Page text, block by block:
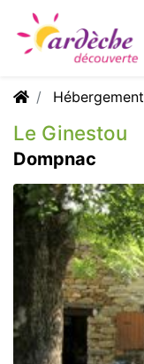
Hébergement
Le Ginestou
Dompnac